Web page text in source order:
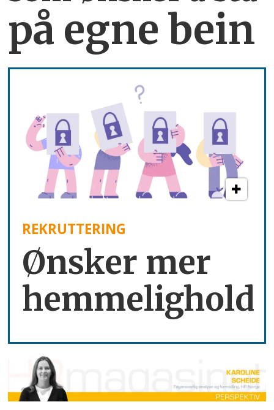
på egne bein
REKRUTTERING
Ønsker mer
hemmelighold